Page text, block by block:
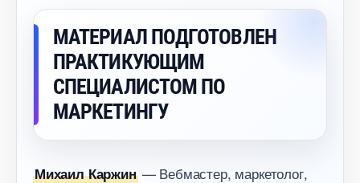
МАТЕРИАЛ ПОДГОТОВЛЕН
ПРАКТИКУЮЩИМ
СПЕЦИАЛИСТОМ ПО
МАРКЕТИНГУ
Михаил Каржин— Вебмастер, маркетолог,